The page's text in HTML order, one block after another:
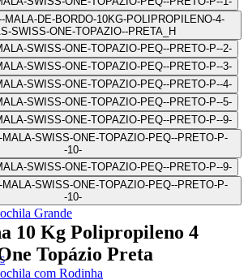
Masculinas
Femininas
Escolares
Juvenis
Todos
para Notebook
de Couro
Executiva
com Rodas
Pequena
Média
Grande
com Rodinha
10 Kg Polipropileno 4
Topázio Preta